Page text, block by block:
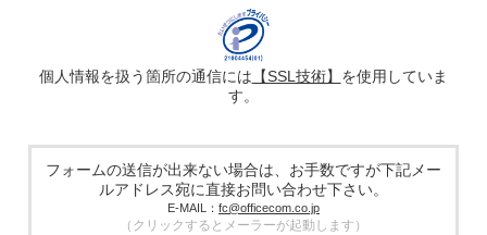
を、ハッシュ化などの適切なセキュリティ対策を施した上
で、広告配信サービス提供事業者に提供する場合がありま
す。提供した個人情報は、広告配信サービス提供事業者のプ
ライバシーポリシーに基づき取り扱われます。
5. 個人情報の取り扱い業務の委託
場合があります。その際、弊社は、個人情報を適切に保護で
きる管理体制を敷き実行していることを条件として委託先を
厳選したうえで、機密保持契約を委託先と締結し、お客様の
個人情報を厳密に管理させます。
個人情報を扱う箇所の通信には 【SSL技術】 を使用していま
す。
フォームの送信が出来ない場合は、お手数ですが下記メー
ルアドレス宛に直接お問い合わせ下さい。
E-MAIL： fc@officecom.co.jp
（クリックするとメーラーが起動します）